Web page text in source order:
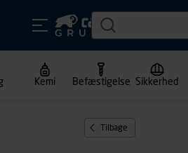
Kemi Befæstigelse Sikkerhed
Tilbage